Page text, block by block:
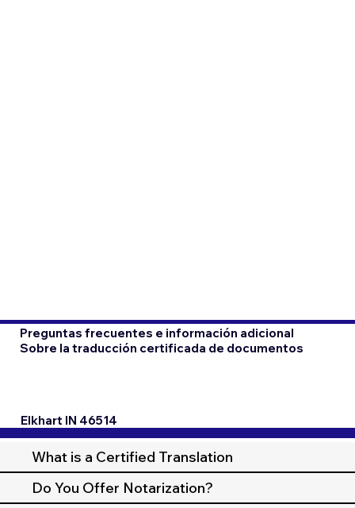
Preguntas frecuentes e información adicional
Sobre la traducción certificada de documentos
Elkhart IN 46514
What is a Certified Translation
Do You Offer Notarization?